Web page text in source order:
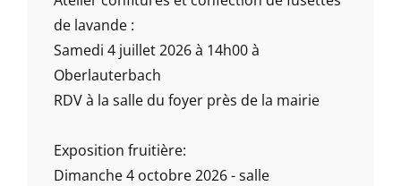
de lavande :
Samedi 4 juillet 2026 à 14h00 à
Oberlauterbach
RDV à la salle du foyer près de la mairie
Exposition fruitière:
Dimanche 4 octobre 2026 - salle